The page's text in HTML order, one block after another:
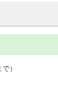
）